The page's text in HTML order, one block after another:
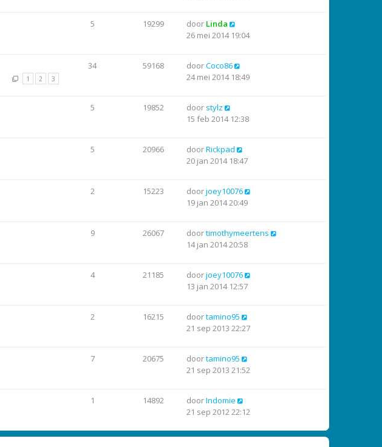
5 19299 door Linda
26 mei 2014 19:04
1 2 3
34 59168 doorCoco86
24 mei 2014 18:49
5 19852 door stylz
15 feb 2014 12:38
5 20966 doorRickpad
20 jan 2014 18:47
2 15223 doorjoey10076
19 jan 2014 20:49
9 26067 doortimothymeertens
14 jan 2014 20:58
4 21185 doorjoey10076
13 jan 2014 12:57
2 16215 doortamino95
21 sep 2013 22:27
7 20675 doortamino95
21 sep 2013 21:52
1 14892 doorIndomie
21 sep 2012 22:12